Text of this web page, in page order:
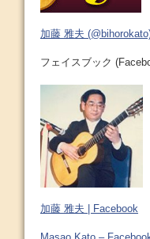
加藤 雅夫
フェイスブック
加藤 雅夫 | Facebook